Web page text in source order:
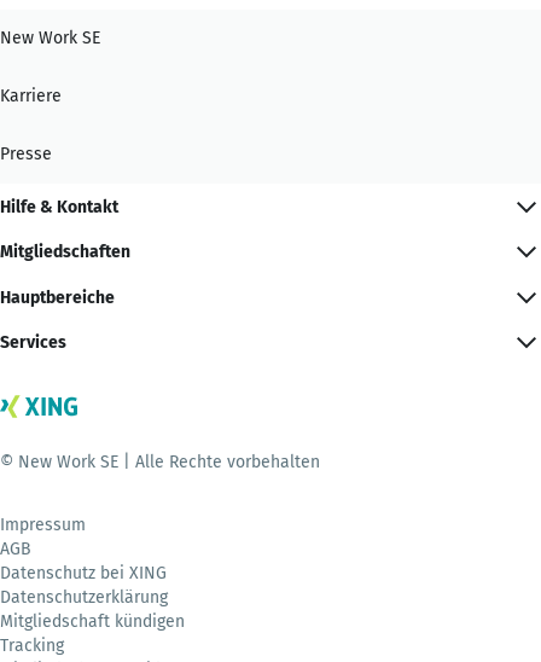
New Work SE
Karriere
Presse
Hilfe & Kontakt
Mitgliedschaften
Hauptbereiche
Services
© New Work SE | Alle Rechte vorbehalten
Impressum
AGB
Datenschutz bei XING
Datenschutzerklärung
Mitgliedschaft kündigen
Tracking